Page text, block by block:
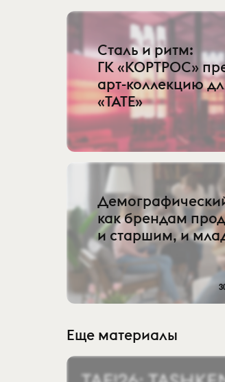
Сталь и ритм:
ГК «КОРТРОС»
арт-коллекцию
«TATE»
как брендам
и старшим, и
Еще материалы